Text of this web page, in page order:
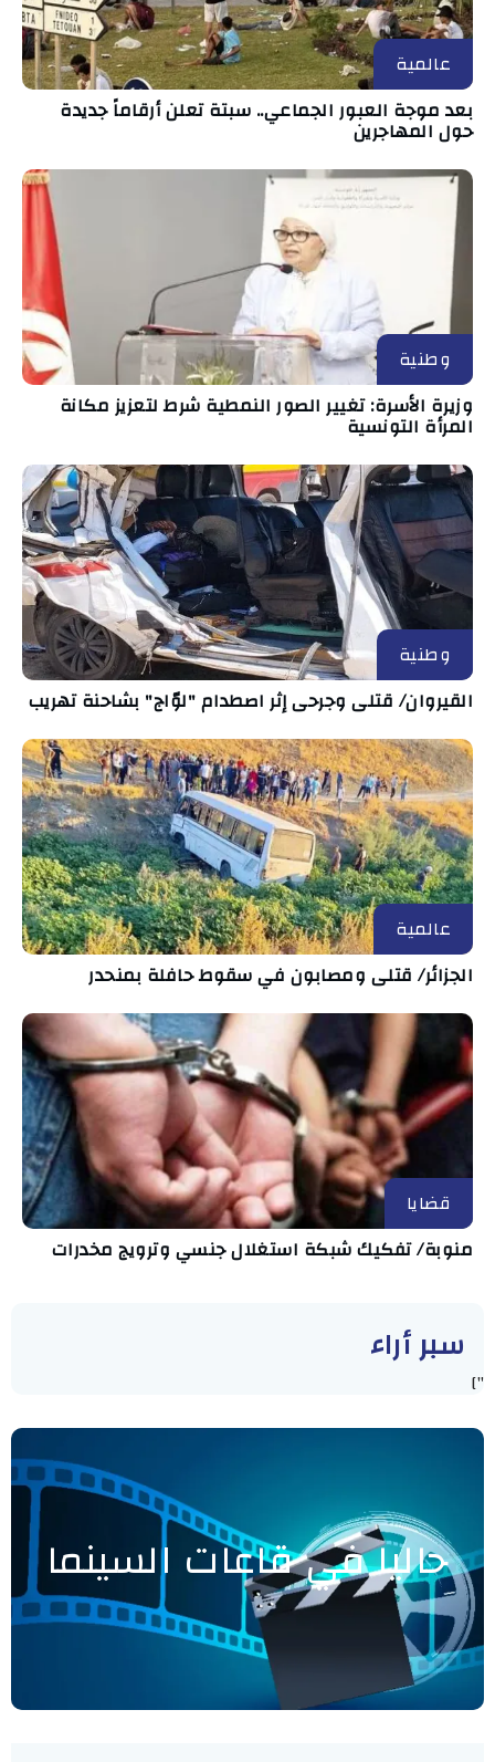
عالمية
بعد موجة العبور الجماعي.. سبتة تعلن أرقاماً جديدة
حول المهاجرين
وطنية
وزيرة الأسرة: تغيير الصور النمطية شرط لتعزيز مكانة
المرأة التونسية
وطنية
القيروان/ قتلى وجرحى إثر اصطدام "لوّاج" بشاحنة تهريب
عالمية
الجزائر/ قتلى ومصابون في سقوط حافلة بمنحدر
قضايا
منوبة/ تفكيك شبكة استغلال جنسي وترويج مخدرات
سبر أراء
"]
حاليا في قاعات السينما